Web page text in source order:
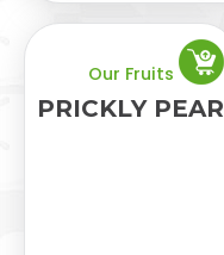
Our Fruits
PRICKLY PEAR